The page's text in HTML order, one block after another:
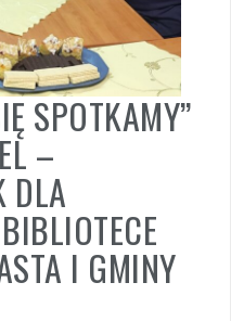
SPOTKAMY”
–
DLA
I GMINY